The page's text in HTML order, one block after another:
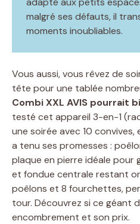
malgré ses défauts, il
moments inoubliables.
Vous aussi, vous rêvez de
tête pour une tablée
Combi XXL AVIS pourrait
testé cet appareil 3-en-1
une soirée avec 10
a tenu ses promesses :
plaque en pierre idéale pour
et fondue centrale restant
poêlons et 8 fourchettes,
tour. Découvrez si ce géant
encombrement et son prix.